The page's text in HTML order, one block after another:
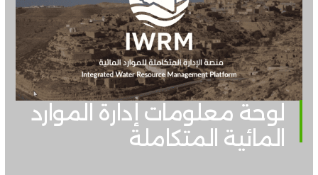
لوحة معلومات إدارة الموارد
المائية المتكاملة